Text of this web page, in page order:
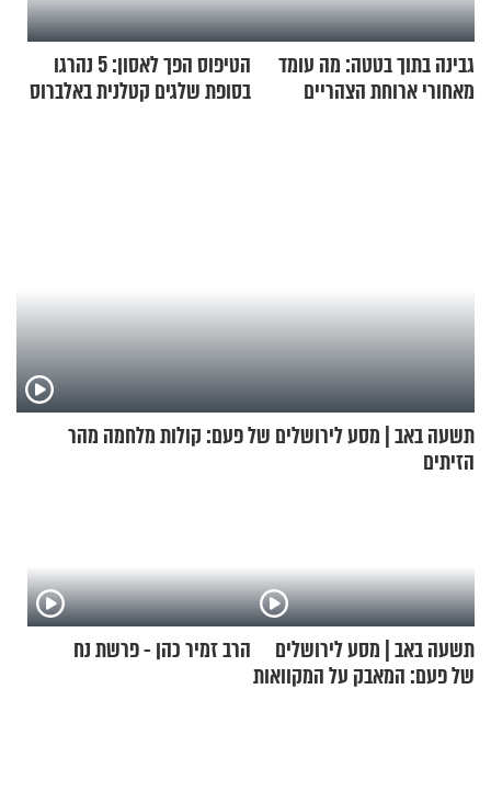
גבינה בתוך בטטה: מה עומד
מאחורי ארוחת הצהריים
הטיפוס הפך לאסון: 5 נהרגו
בסופת שלגים קטלנית באלברוס
תשעה באב | מסע לירושלים של פעם: קולות מלחמה מהר
הזיתים
תשעה באב | מסע לירושלים
של פעם: המאבק על המקוואות
הרב זמיר כהן - פרשת נח